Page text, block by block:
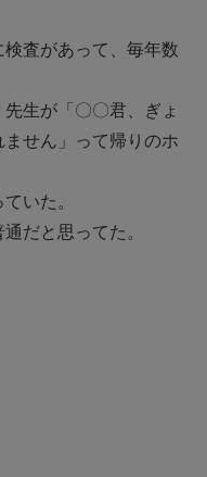
査があって、毎年数
生が「〇〇君、ぎょ
せん」って帰りのホ
いた。
だと思ってた。